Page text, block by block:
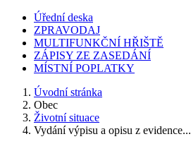
Úřední deska
ZPRAVODAJ
MULTIFUNKČNÍ HŘIŠTĚ
ZÁPISY ZE ZASEDÁNÍ
MÍSTNÍ POPLATKY
Úvodní stránka
Obec
Životní situace
Vydání výpisu a opisu z evidence...